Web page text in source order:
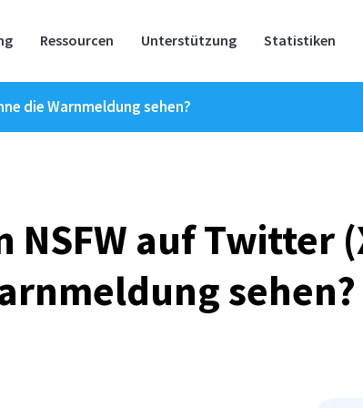
Ressourcen Unterstützung Statistiken
die Warnmeldung sehen?
NSFW auf Twitter
sehen?